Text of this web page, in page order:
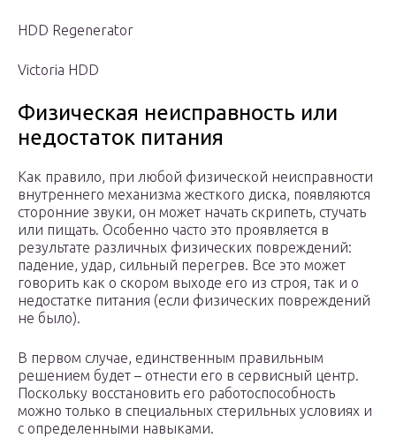
HDD Regenerator
Victoria HDD
Физическая неисправность или
недостаток питания
Как правило, при любой физической неисправности
внутреннего механизма жесткого диска, появляются
сторонние звуки, он может начать скрипеть, стучать
или пищать. Особенно часто это проявляется в
результате различных физических повреждений:
падение, удар, сильный перегрев. Все это может
говорить как о скором выходе его из строя, так и о
недостатке питания (если физических повреждений
не было).
В первом случае, единственным правильным
решением будет – отнести его в сервисный центр.
Поскольку восстановить его работоспособность
можно только в специальных стерильных условиях и
с определенными навыками.